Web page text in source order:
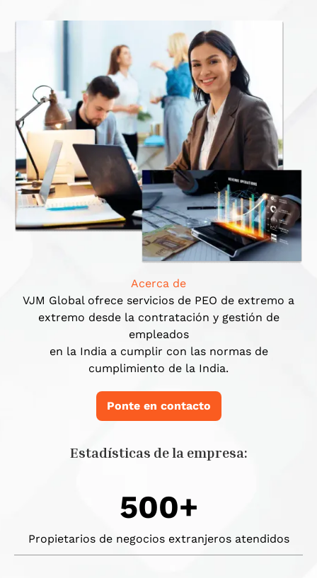
Acerca de
VJM Global ofrece servicios de PEO de extremo a
extremo desde la contratación y gestión de
empleados
en la India a cumplir con las normas de
cumplimiento de la India.
Ponte en contacto
Estadísticas de la empresa:
500+
Propietarios de negocios extranjeros atendidos